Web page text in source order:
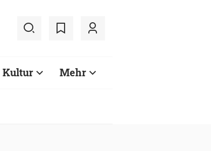
Kultur Mehr